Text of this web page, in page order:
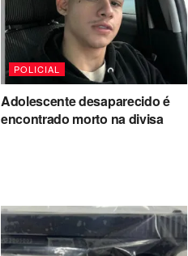
POLICIAL
Adolescente desaparecido é
encontrado morto na divisa